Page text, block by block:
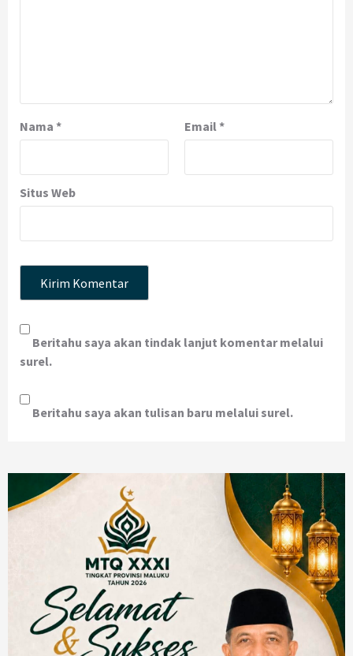
Nama * Email*
Situs Web
Beritahu saya akan tindak lanjut komentar melalui
surel.
Beritahu saya akan tulisan baru melalui surel.